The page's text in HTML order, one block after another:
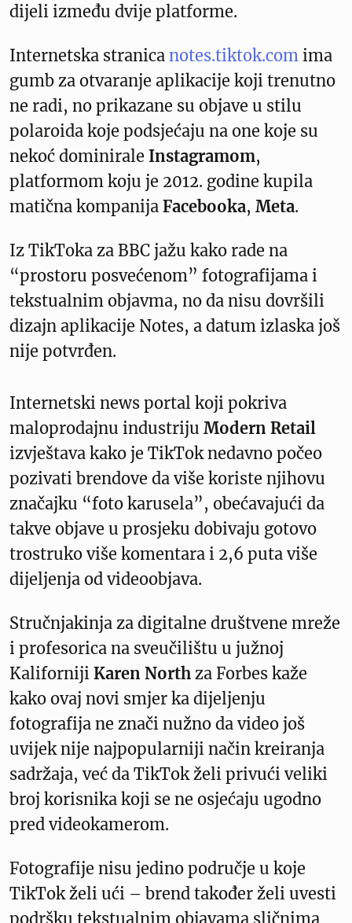
dijeli između dvije platforme.
Internetska stranica notes.tiktok.com ima
gumb za otvaranje aplikacije koji trenutno
ne radi, no prikazane su objave u stilu
polaroida koje podsjećaju na one koje su
nekoć dominirale Instagramom,
platformom koju je 2012. godine kupila
matična kompanija Facebooka, Meta.
Iz TikToka za BBC jažu kako rade na
“prostoru posvećenom” fotografijama i
tekstualnim objavma, no da nisu dovršili
dizajn aplikacije Notes, a datum izlaska još
nije potvrđen.
Internetski news portal koji pokriva
maloprodajnu industriju Modern Retail
izvještava kako je TikTok nedavno počeo
pozivati brendove da više koriste njihovu
značajku “foto karusela”, obećavajući da
takve objave u prosjeku dobivaju gotovo
trostruko više komentara i 2,6 puta više
dijeljenja od videoobjava.
Stručnjakinja za digitalne društvene mreže
i profesorica na sveučilištu u južnoj
Kaliforniji Karen North za Forbes kaže
kako ovaj novi smjer ka dijeljenju
fotografija ne znači nužno da video još
uvijek nije najpopularniji način kreiranja
sadržaja, već da TikTok želi privući veliki
broj korisnika koji se ne osjećaju ugodno
pred videokamerom.
Fotografije nisu jedino područje u koje
TikTok želi ući – brend također želi uvesti
podršku tekstualnim objavama sličnima